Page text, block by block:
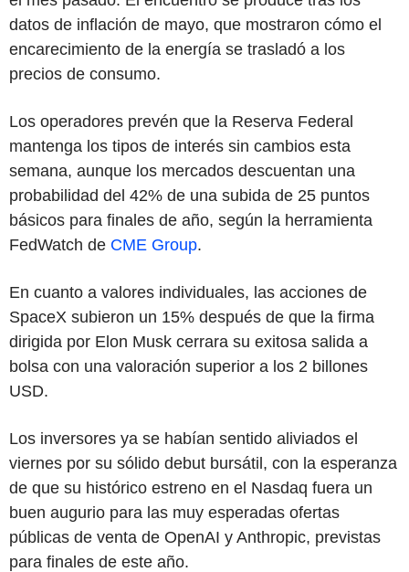
datos de inflación de mayo, que mostraron cómo el
encarecimiento de la energía se trasladó a los
precios de consumo.
Los operadores prevén que la Reserva Federal
mantenga los tipos de interés sin cambios esta
semana, aunque los mercados descuentan una
probabilidad del 42% de una subida de 25 puntos
básicos para finales de año, según la herramienta
FedWatch de CME Group.
En cuanto a valores individuales, las acciones de
SpaceX subieron un 15% después de que la firma
dirigida por Elon Musk cerrara su exitosa salida a
bolsa con una valoración superior a los 2 billones
USD.
Los inversores ya se habían sentido aliviados el
viernes por su sólido debut bursátil, con la esperanza
de que su histórico estreno en el Nasdaq fuera un
buen augurio para las muy esperadas ofertas
públicas de venta de OpenAI y Anthropic, previstas
para finales de este año.